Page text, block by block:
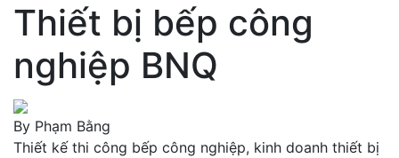
Thiết bị bếp công
nghiệp BNQ
By Phạm Bằng
Thiết kế thi công bếp công nghiệp, kinh doanh thiết bị